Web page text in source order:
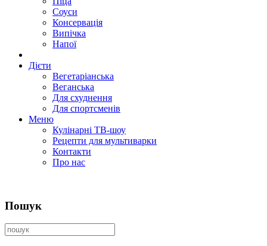
Соуси
Консервація
Випічка
Напої
Дієти
Вегетаріанська
Веганська
Для схуднення
Для спортсменів
Меню
Кулінарні ТВ-шоу
Рецепти для мультиварки
Контакти
Про нас
Пошук